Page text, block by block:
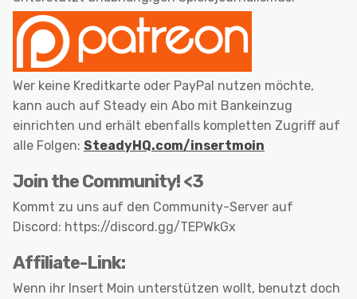
Wer keine Kreditkarte oder PayPal nutzen möchte,
kann auch auf Steady ein Abo mit Bankeinzug
einrichten und erhält ebenfalls kompletten Zugriff auf
alle Folgen: SteadyHQ.com/insertmoin
Join the Community! <3
Kommt zu uns auf den Community-Server auf
Discord: https://discord.gg/TEPWkGx
Affiliate-Link:
Wenn ihr Insert Moin unterstützen wollt, benutzt doch